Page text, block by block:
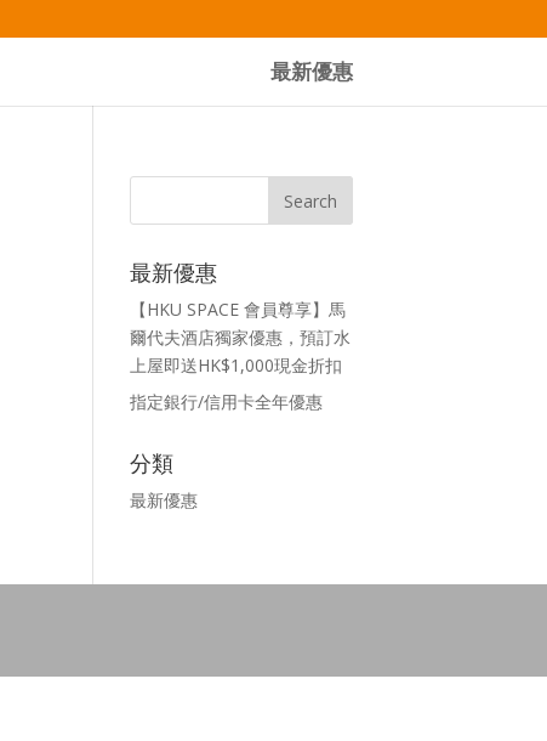
最新優惠
最新優惠
【HKU SPACE 會員尊享】馬
爾代夫酒店獨家優惠，預訂水
上屋即送HK$1,000現金折扣
指定銀行/信用卡全年優惠
分類
最新優惠